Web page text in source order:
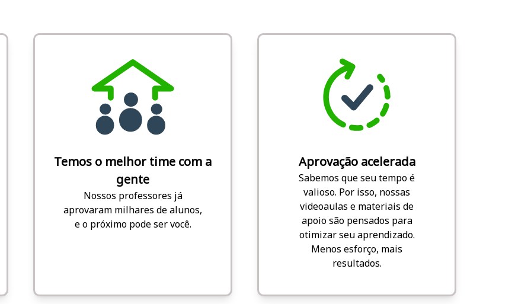
Temos o melhor time com a
gente
Nossos professores já
aprovaram milhares de alunos,
e o próximo pode ser você.
Aprovação acelerada
Sabemos que seu tempo é
valioso. Por isso, nossas
videoaulas e materiais de
apoio são pensados para
otimizar seu aprendizado.
Menos esforço, mais
resultados.